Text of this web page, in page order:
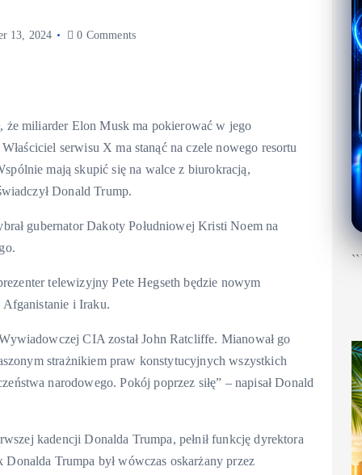
13, 2024 0 Comments
że miliarder Elon Musk ma pokierować w jego
serwisu X ma stanąć na czele nowego resortu
mają skupić się na walce z biurokracją,
Donald Trump.
gubernator Dakoty Południowej Kristi Noem na
telewizyjny Pete Hegseth będzie nowym
Afganistanie i Iraku.
CIA został John Ratcliffe. Mianował go
strażnikiem praw konstytucyjnych wszystkich
narodowego. Pokój poprzez siłę” – napisał Donald
kadencji Donalda Trumpa, pełnił funkcję dyrektora
Trumpa był wówczas oskarżany przez